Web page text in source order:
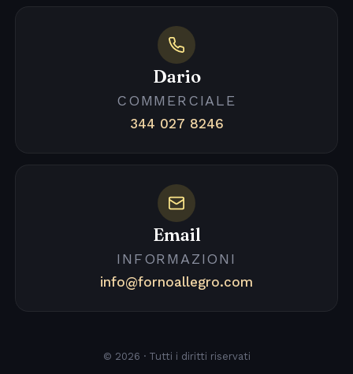
Dario
COMMERCIALE
344 027 8246
Email
INFORMAZIONI
info@fornoallegro.com
© 2026 · Tutti i diritti riservati